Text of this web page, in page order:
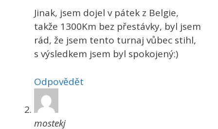
Jinak, jsem dojel v pátek z Belgie,
takže 1300Km bez přestávky, byl jsem
rád, že jsem tento turnaj vůbec stihl,
s výsledkem jsem byl spokojený:)
Odpovědět
mostekj